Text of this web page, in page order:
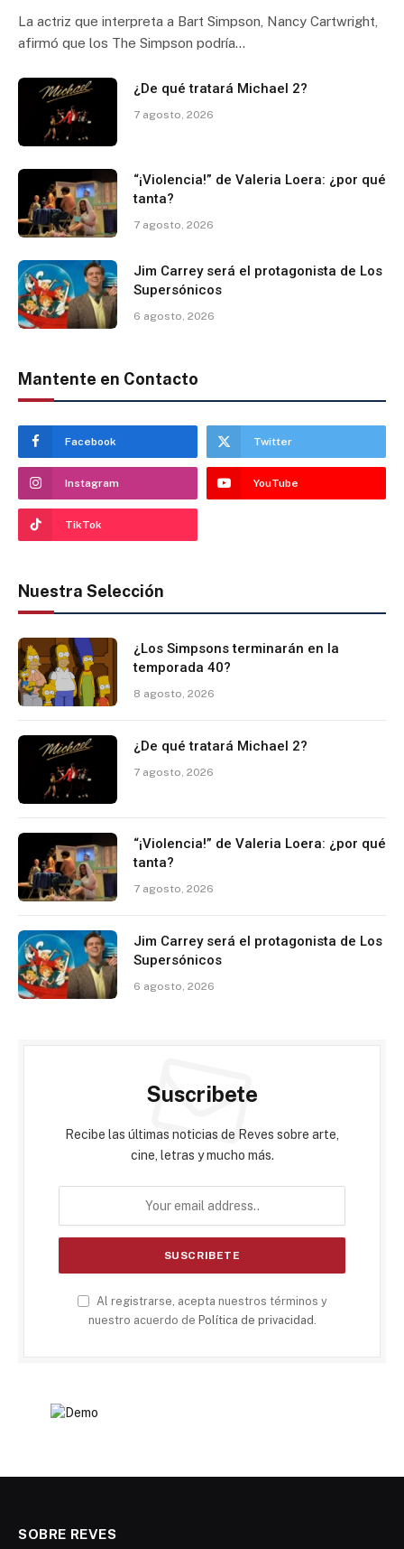
La actriz que interpreta a Bart Simpson, Nancy Cartwright,
afirmó que los The Simpson podría…
¿De qué tratará Michael 2?
7 agosto, 2026
“¡Violencia!” de Valeria Loera: ¿por qué
tanta?
7 agosto, 2026
Jim Carrey será el protagonista de Los
Supersónicos
6 agosto, 2026
Mantente en Contacto
Facebook Twitter
Instagram YouTube
TikTok
Nuestra Selección
¿Los Simpsons terminarán en la
temporada 40?
8 agosto, 2026
¿De qué tratará Michael 2?
7 agosto, 2026
“¡Violencia!” de Valeria Loera: ¿por qué
tanta?
7 agosto, 2026
Jim Carrey será el protagonista de Los
Supersónicos
6 agosto, 2026
Suscribete
Recibe las últimas noticias de Reves sobre arte,
cine, letras y mucho más.
Al registrarse, acepta nuestros términos y
nuestro acuerdo de Política de privacidad .
SOBRE REVES